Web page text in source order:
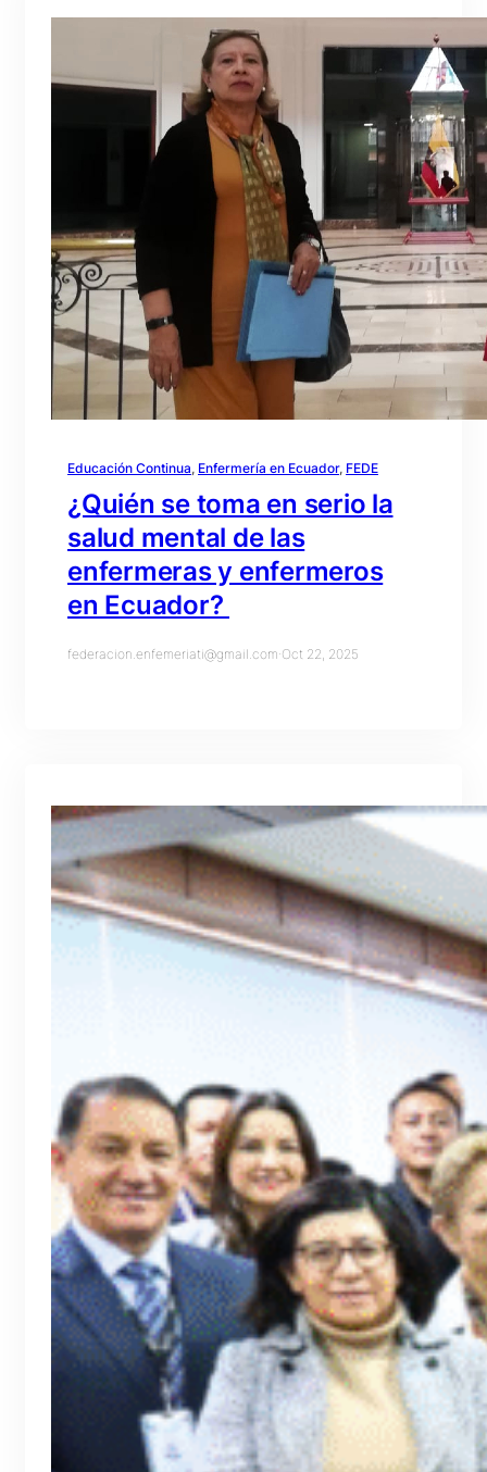
Educación Continua, Enfermería en Ecuador, FEDE
¿Quién se toma en serio la
salud mental de las
enfermeras y enfermeros
en Ecuador?
federacion.enfemeriati@gmail.com·Oct 22, 2025